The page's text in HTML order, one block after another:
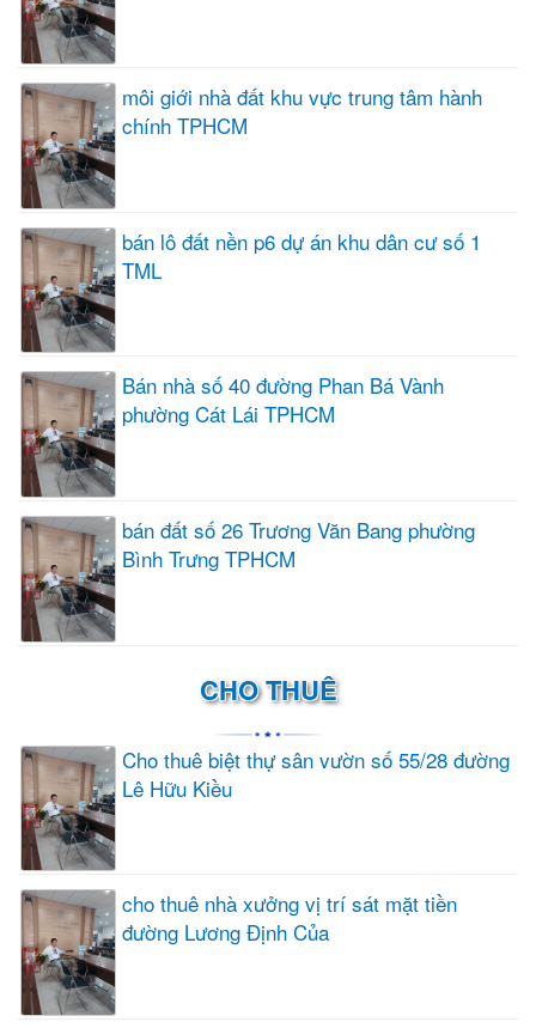
môi giới nhà đất khu vực trung tâm hành
chính TPHCM
bán lô đất nền p6 dự án khu dân cư số 1
TML
Bán nhà số 40 đường Phan Bá Vành
phường Cát Lái TPHCM
bán đất số 26 Trương Văn Bang phường
Bình Trưng TPHCM
CHO THUÊ
Cho thuê biệt thự sân vườn số 55/28 đường
Lê Hữu Kiều
cho thuê nhà xưởng vị trí sát mặt tiền
đường Lương Định Của